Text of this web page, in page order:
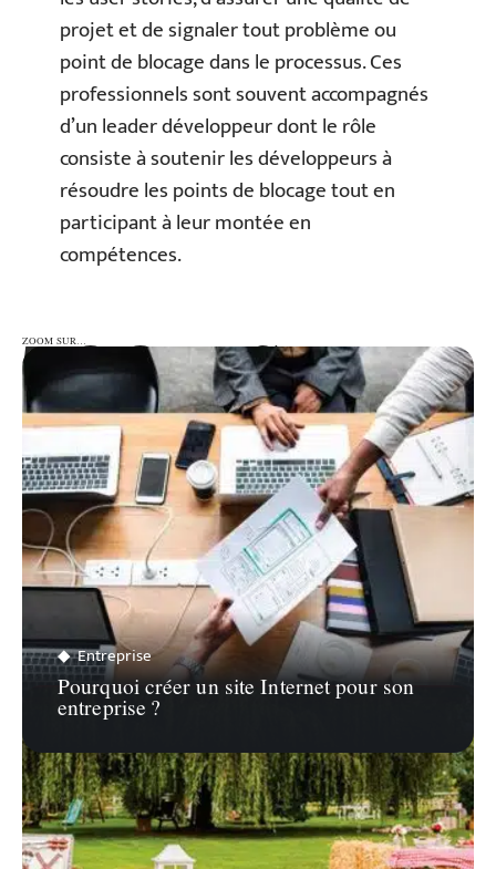
projet et de signaler tout problème ou
point de blocage dans le processus. Ces
professionnels sont souvent accompagnés
d’un leader développeur dont le rôle
consiste à soutenir les développeurs à
résoudre les points de blocage tout en
participant à leur montée en
compétences.
ZOOM SUR…
ZOOM SUR…
Entreprise
Pourquoi créer un site Internet pour son
entreprise ?